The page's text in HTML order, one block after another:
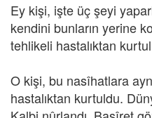
Ey kişi, işte üç şeyi
kendini bunların yerine
tehlikeli hastalıktan
O kişi, bu nasîhatlara
hastalıktan kurtuldu.